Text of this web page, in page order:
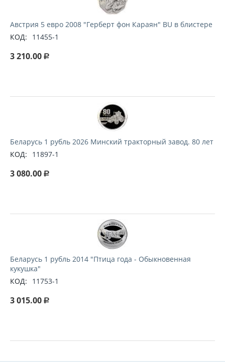
Австрия 5 евро 2008 "Герберт фон Караян" BU в блистере
КОД:
11455-1
3 210.00 Р
Беларусь 1 рубль 2026 Минский тракторный завод. 80 лет
КОД:
11897-1
3 080.00 Р
Беларусь 1 рубль 2014 "Птица года - Обыкновенная
кукушка"
КОД:
11753-1
3 015.00 Р